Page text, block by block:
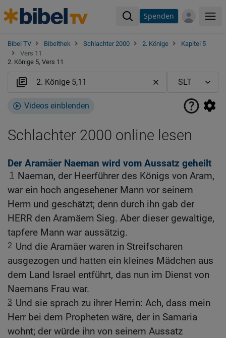
Spenden
Bibel TV Bibelthek Schlachter 2000 2. Könige
Kapitel 5
Vers 11
2. Könige 5, Vers 11
Videos einblenden
Schlachter 2000 online lesen
Der Aramäer Naeman wird vom Aussatz geheilt
1
Naeman, der Heerführer des Königs von Aram,
war ein hoch angesehener Mann vor seinem
Herrn und geschätzt; denn durch ihn gab der
HERR den Aramäern Sieg. Aber dieser gewaltige,
tapfere Mann war aussätzig.
2 Und die Aramäer waren in Streifscharen
ausgezogen und hatten ein kleines Mädchen aus
dem Land Israel entführt, das nun im Dienst von
Naemans Frau war.
3 Und sie sprach zu ihrer Herrin: Ach, dass mein
Herr bei dem Propheten wäre, der in Samaria
wohnt; der würde ihn von seinem Aussatz